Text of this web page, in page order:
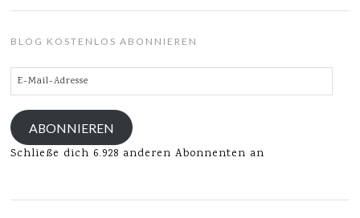
BLOG KOSTENLOS ABONNIEREN
E-
Mail-
Adresse
ABONNIEREN
Schließe dich 6.928 anderen Abonnenten an